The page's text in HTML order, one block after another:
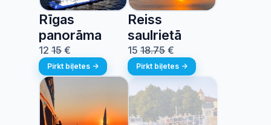
Rīgas
panorāma
12 15 €
Pirkt biļetes ->
Reiss
saulrietā
15 18.75 €
Pirkt biļetes ->